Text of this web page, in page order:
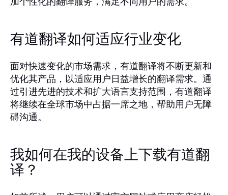
有道翻译如何适应行业变化
面对快速变化的市场需求，有道翻译将不断更新和
优化其产品，以适应用户日益增长的翻译需求。通
过引进先进的技术和扩大语言支持范围，有道翻译
将继续在全球市场中占据一席之地，帮助用户无障
碍沟通。
我如何在我的设备上下载有道翻
译？